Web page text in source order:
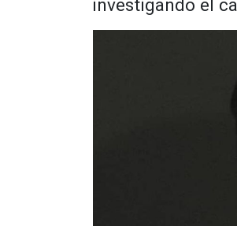
investigando el